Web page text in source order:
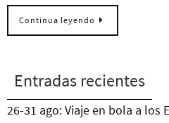
Continua leyendo
Entradas recientes
26-31 ago: Viaje en bola a los